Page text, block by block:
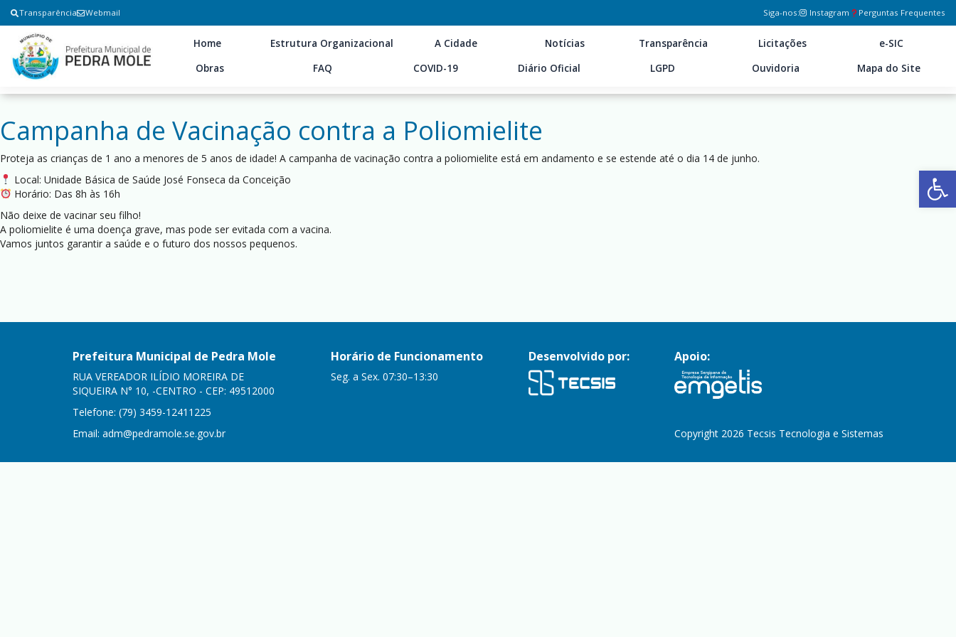
Transparência Webmail Siga-nos: Instagram Perguntas Frequentes
Home Estrutura Organizacional A Cidade Notícias Transparência Licitações
e-SIC
Obras
FAQ COVID-19 Diário Oficial LGPD Ouvidoria Mapa do Site
Campanha de Vacinação contra a Poliomielite
Proteja as crianças de 1 ano a menores de 5 anos de idade! A campanha de vacinação contra a poliomielite está em andamento e se estende até o dia 14 de junho.
Local: Unidade Básica de Saúde José Fonseca da Conceição
Horário: Das 8h às 16h
Não deixe de vacinar seu filho!
A poliomielite é uma doença grave, mas pode ser evitada com a vacina.
Vamos juntos garantir a saúde e o futuro dos nossos pequenos.
Prefeitura Municipal de Pedra Mole
RUA VEREADOR ILÍDIO MOREIRA DE
SIQUEIRA N° 10, -CENTRO - CEP: 49512000
Telefone: (79) 3459-12411225
Email: adm@pedramole.se.gov.br
Horário de Funcionamento
Seg. a Sex. 07:30–13:30
Desenvolvido por: Apoio:
Copyright 2026 Tecsis Tecnologia e Sistemas